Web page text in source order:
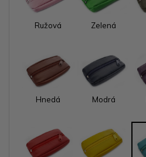
Ružová Zelená
Hnedá Modrá